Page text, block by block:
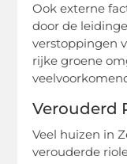
Ook externe
door de
verstoppingen
rijke groene
Verouderd
Veel huizen in
verouderde